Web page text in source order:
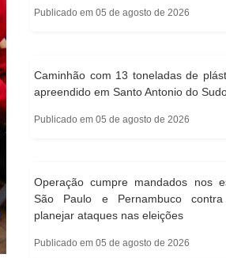
Publicado em 05 de agosto de 2026
Caminhão com 13 toneladas de
apreendido em Santo Antonio do
Publicado em 05 de agosto de 2026
Operação cumpre mandados nos
São Paulo e Pernambuco
planejar ataques nas eleições
Publicado em 05 de agosto de 2026